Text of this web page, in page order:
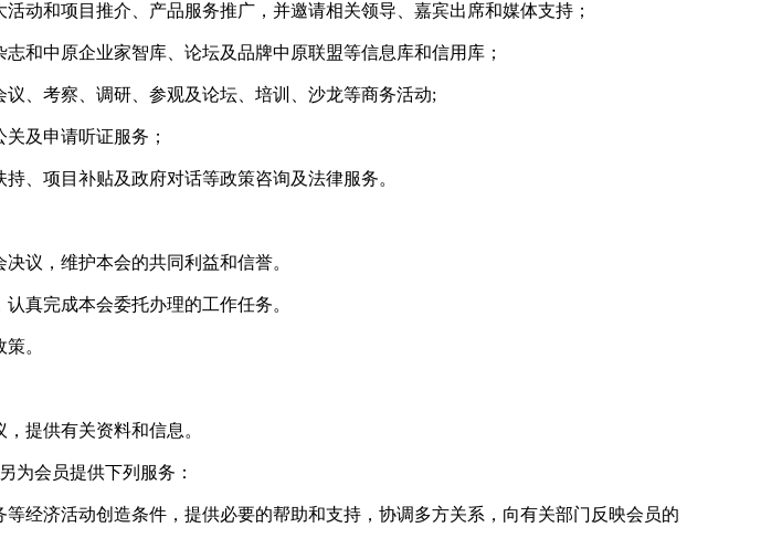
活动和项目推介、产品服务推广，并邀请相关领导、嘉宾出席和媒体支持；
志和中原企业家智库、论坛及品牌中原联盟等信息库和信用库；
议、考察、调研、参观及论坛、培训、沙龙等商务活动;
及申请听证服务；
、项目补贴及政府对话等政策咨询及法律服务。
议，维护本会的共同利益和信誉。
真完成本会委托办理的工作任务。
。
提供有关资料和信息。
会员提供下列服务：
等经济活动创造条件，提供必要的帮助和支持，协调多方关系，向有关部门反映会员的